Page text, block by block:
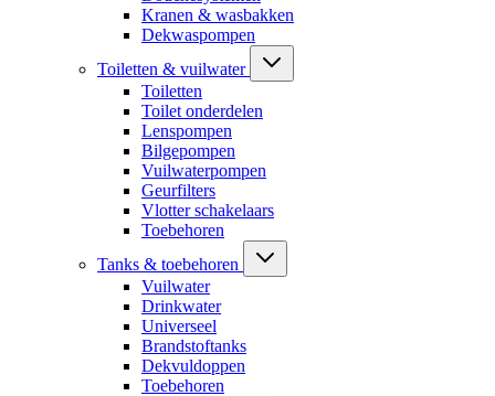
Kranen & wasbakken
Dekwaspompen
Toiletten & vuilwater
Toiletten
Toilet onderdelen
Lenspompen
Bilgepompen
Vuilwaterpompen
Geurfilters
Vlotter schakelaars
Toebehoren
Tanks & toebehoren
Vuilwater
Drinkwater
Universeel
Brandstoftanks
Dekvuldoppen
Toebehoren